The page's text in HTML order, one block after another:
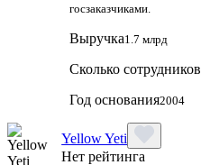
госзаказчиками.
Выручка1.7 млрд
Сколько сотрудников
Год основания2004
Yellow Yeti
Нет рейтинга